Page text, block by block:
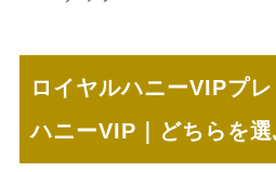
ロイヤルハニーVIPプ
ハニーVIP｜どちらを選